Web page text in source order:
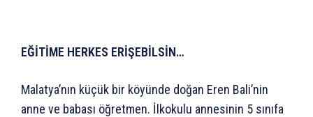
EĞİTİME HERKES ERİŞEBİLSİN…
Malatya’nın küçük bir köyünde doğan Eren Bali’nin
anne ve babası öğretmen. İlkokulu annesinin 5 sınıfa